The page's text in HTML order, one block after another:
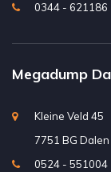
0344 - 621186
Megadump
Kleine Veld 45
7751 BG Dalen
0524 - 551004